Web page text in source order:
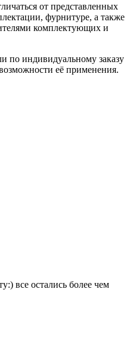
от представленных
фурнитуре, а также
комплектующих и
по индивидуальному заказу
её применения.
все остались более чем